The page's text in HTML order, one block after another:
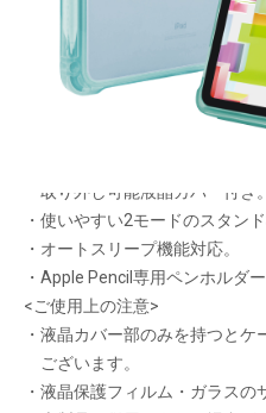
・丈夫なポリカーボネートとク
使ったハイブリッド構造の衝
・ケースは色付きTPUフレーム
艶消しクリア背面パネルの組
取り外し可能液晶カバー付き。
・使いやすい2モードのスタンド
・オートスリープ機能対応。
・Apple Pencil専用ペンホルダー
<ご使用上の注意>
・液晶カバー部のみを持つと
ございます。
・液晶保護フィルム・ガラスの